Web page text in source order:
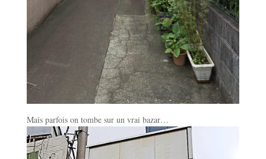
Mais parfois on tombe sur un vrai bazar…